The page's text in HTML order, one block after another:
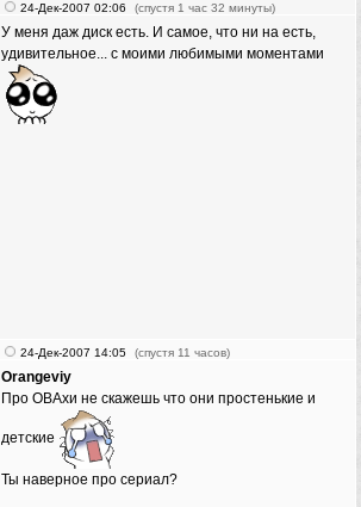
24-Дек-2007 02:06 (спустя 1 час 32 минуты)
У меня даж диск есть. И самое, что ни на есть,
удивительное... с моими любимыми моментами
24-Дек-2007 14:05 (спустя 11 часов)
Orangeviy
Про ОВАхи не скажешь что они простенькие и
детские
Ты наверное про сериал?